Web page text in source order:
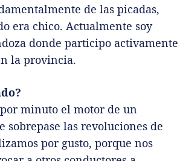
de las picadas,
era chico. Actualmente soy
donde participo activamente
la provincia.
minuto el motor de un
las revoluciones de
por gusto, porque nos